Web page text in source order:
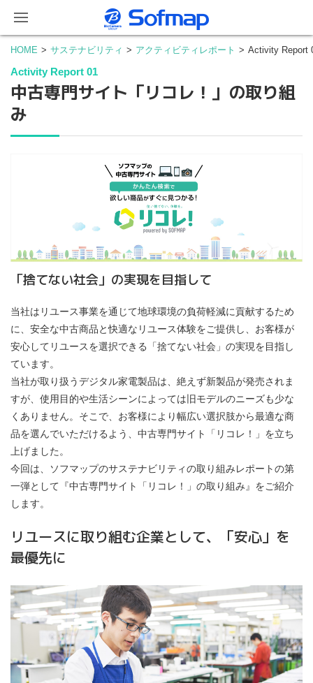
HOME サステナビリティ アクティビティレポート Activity Report
Activity Report 01
中古専門サイト「リコレ！」の取り組
み
「捨てない社会」の実現を目指して
当社はリユース事業を通じて地球環境の負荷軽減に貢献するため
に、安全な中古商品と快適なリユース体験をご提供し、お客様が
安心してリユースを選択できる「捨てない社会」の実現を目指し
ています。
当社が取り扱うデジタル家電製品は、絶えず新製品が発売されま
すが、使用目的や生活シーンによっては旧モデルのニーズも少な
くありません。そこで、お客様により幅広い選択肢から最適な商
品を選んでいただけるよう、中古専門サイト「リコレ！」を立ち
上げました。
今回は、ソフマップのサステナビリティの取り組みレポートの第
一弾として『中古専門サイト「リコレ！」の取り組み』をご紹介
します。
リユースに取り組む企業として、「安心」を
最優先に